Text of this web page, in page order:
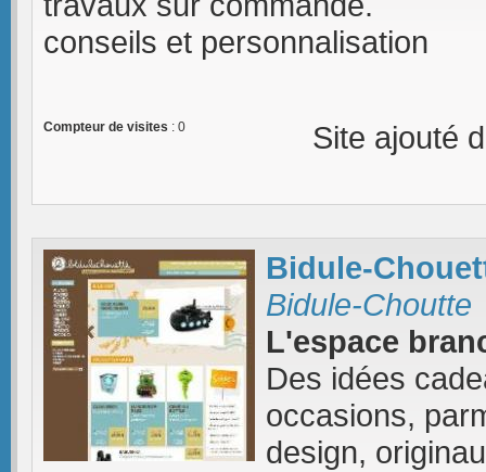
conseils et personnalisation
Compteur de visites : 0 Site ajouté
Bidule-
Bidule-Choutte
L'espace
Des idées
occasions,
design,